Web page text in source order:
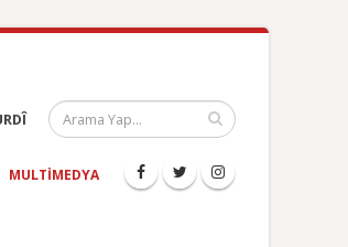
MULTIMEDYA